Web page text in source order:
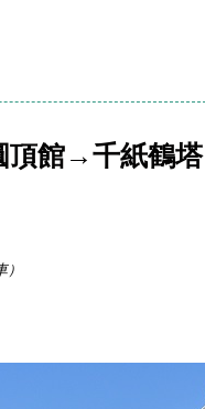
頂館→千紙鶴